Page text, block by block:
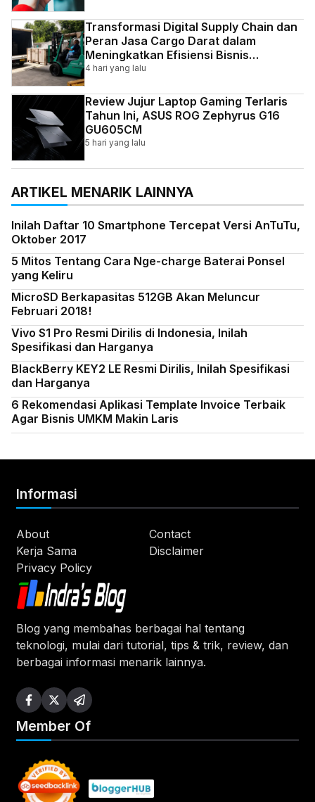
Transformasi Digital Supply Chain dan
Peran Jasa Cargo Darat dalam
Meningkatkan Efisiensi Bisnis
Indonesia
4 hari yang lalu
Review Jujur Laptop Gaming Terlaris
Tahun Ini, ASUS ROG Zephyrus G16
GU605CM
5 hari yang lalu
ARTIKEL MENARIK LAINNYA
Inilah Daftar 10 Smartphone Tercepat Versi AnTuTu,
Oktober 2017
5 Mitos Tentang Cara Nge-charge Baterai Ponsel
yang Keliru
MicroSD Berkapasitas 512GB Akan Meluncur
Februari 2018!
Vivo S1 Pro Resmi Dirilis di Indonesia, Inilah
Spesifikasi dan Harganya
BlackBerry KEY2 LE Resmi Dirilis, Inilah Spesifikasi
dan Harganya
6 Rekomendasi Aplikasi Template Invoice Terbaik
Agar Bisnis UMKM Makin Laris
Blog yang membahas berbagai hal tentang
teknologi, mulai dari tutorial, tips & trik, review, dan
berbagai informasi menarik lainnya.
Informasi
About
Contact
Kerja Sama
Disclaimer
Privacy Policy
Member Of